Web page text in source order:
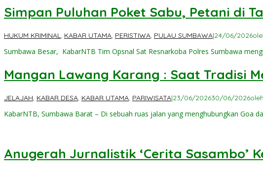
Simpan Puluhan Poket Sabu, Petani di
HUKUM KRIMINAL, KABAR UTAMA, PERISTIWA, PULAU SUMBAWA|24/06/2026
Sumbawa Besar, KabarNTB Tim Opsnal Sat Resnarkoba Polres Sumbawa
Mangan Lawang Karang : Saat Tradisi
JELAJAH, KABAR DESA, KABAR UTAMA, PARIWISATA|23/06/202630/06/2026oleh
KabarNTB, Sumbawa Barat – Di sebuah ruas jalan yang menghubungkan Goa
Anugerah Jurnalistik ‘Cerita Sasambo’